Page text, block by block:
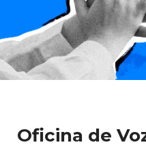
Oficina de